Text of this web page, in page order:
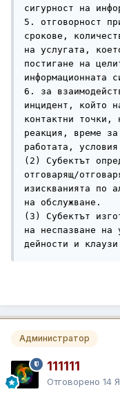
сигурност на
5. отговорност
срокове,
на услугата,
постигане на
информационната
6. за
инцидент, който
контактни точки,
реакция, време за
работата,
(2) Субектът
отговарящ/
изискванията по
на обслужване.
(3) Субектът
на неспазване на
дейности и
Администратор
111111
Отговорено 14